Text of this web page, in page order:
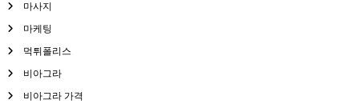
마사지
마케팅
먹튀폴리스
비아그라
비아그라 가격